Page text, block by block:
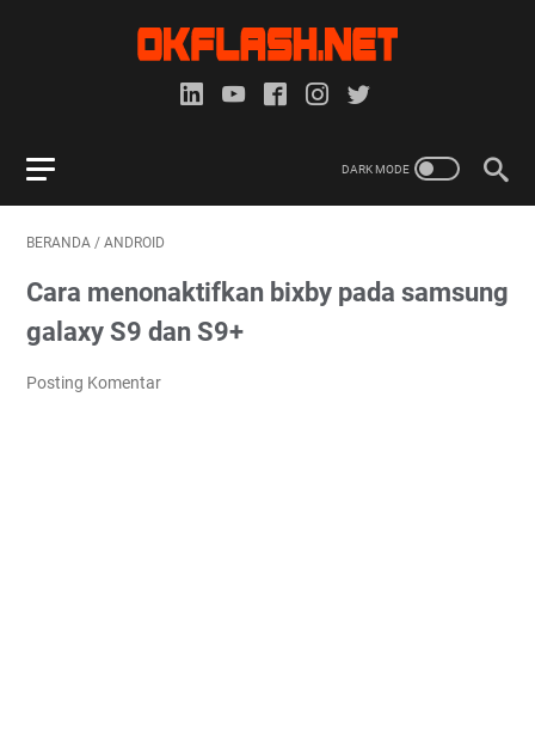
BERANDA / ANDROID
Cara menonaktifkan bixby pada samsung
galaxy S9 dan S9+
Posting Komentar